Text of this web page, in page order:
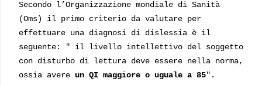
Secondo l’Organizzazione mondiale di Sanità
(Oms) il primo criterio da valutare per
effettuare una diagnosi di dislessia è il
seguente: " il livello intellettivo del soggetto
con disturbo di lettura deve essere nella norma,
ossia avere un QI maggiore o uguale a 85".